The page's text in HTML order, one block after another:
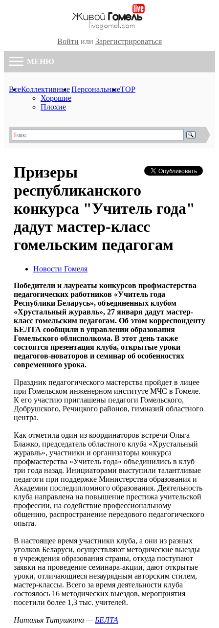
Войти или Зарегистрироваться
МЕНЮ
ВсеКоллективные
Хорошие
Плохие
ПерсональныеTOP
Призеры
республиканского
конкурса "Учитель года"
дадут мастер-класс
гомельским педагогам
Новости Гомеля
Победители и лауреаты конкурсов профмастерства
педагогических работников «Учитель года
Республики Беларусь», объединенных клубом
«Хрустальный журавль», 27 января дадут мастер-
класс гомельским педагогам. Об этом корреспонденту
БЕЛТА сообщили в управлении образования
Гомельского облисполкома. В этот день также
состоятся презентация клуба, открытые уроки
педагогов-новаторов и семинар об особенностях
современного урока.
Праздник педагогического мастерства пройдет в лицее
при Гомельском инженерном институте МЧС в Гомеле.
К его участию приглашены педагоги Гомельского,
Добрушского, Речицкого районов, гимназий областного
центра.
Как отметила один из координаторов встречи Ольга
Блажко, председатель областного клуба «Хрустальный
журавль», участники и организаторы конкурса
профмастерства «Учитель года» объединились в клуб
три года назад. Инициаторами выступили талантливые
педагоги при поддержке Министерства образования и
Академии последипломного образования. Деятельность
клуба направлена на повышение престижа учительской
профессии, на содействие профессиональному
общению, распространение передового педагогического
опыта.
В настоящее время участники клуба, а они из разных
уголков Беларуси, осуществляют методические выезды
в учреждения образования страны, откуда поступают
заявки на проведение семинара-акции, дают открытые
уроки, отличающиеся незаурядным авторским стилем,
мастер-классы. Всего за время деятельности клуба
состоялось 16 методических выездов, мероприятия
посетили более 1,3 тыс. учителей.
Наталья Титушкина — БЕЛТА